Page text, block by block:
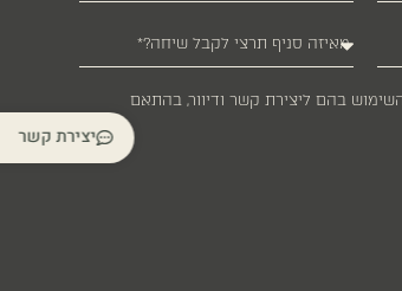
בהם ליצירת קשר ודיוור, בהתאם
יצירת קשר